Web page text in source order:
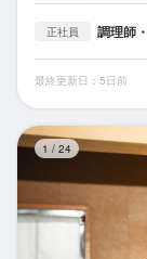
正社員 調理師
最終更新日：5日前
1 / 24